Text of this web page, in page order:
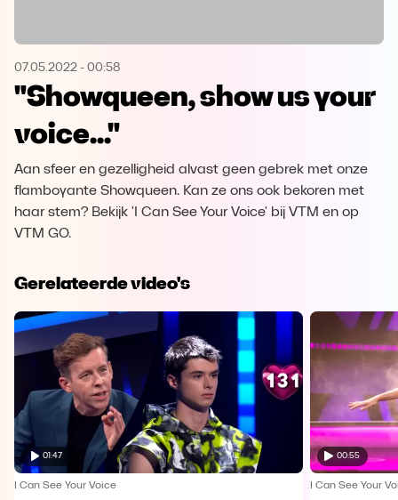
Microsoft Edge Download
Opera
07.05.2022 - 00:58
"Showqueen, show us your
voice..."
Aan sfeer en gezelligheid alvast geen gebrek met onze
flamboyante Showqueen. Kan ze ons ook bekoren met
haar stem? Bekijk 'I Can See Your Voice' bij VTM en op
VTM GO.
Gerelateerde video's
01:47
I Can See Your Voice
00:55
I Can See Your